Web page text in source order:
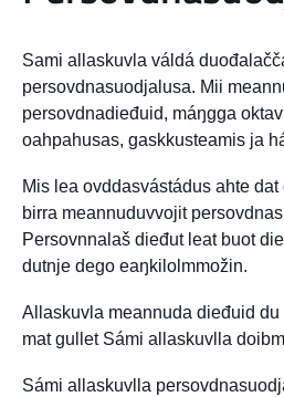
Sami allaskuvla váldá
persovdnasuodjalusa. Mii
persovdnadieđuid, máŋgga
oahpahusas, gaskkusteamis ja
Mis lea ovddasvástádus ahte
birra meannuduvvojit
Persovnnalaš dieđut leat buot
dutnje dego eaŋkilolmmožin.
Allaskuvla meannuda dieđuid
mat gullet Sámi allaskuvlla
Sámi allaskuvlla